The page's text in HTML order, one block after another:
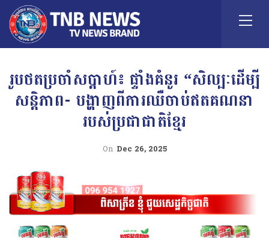
រូបថតប្រចាំសប្តាហ៍៖ ផ្ទាំងគំនូរ “សិល្បៈដើម្បី
សន្តិភាព- បង្ហាញពីការឈឺចាប់ឥតគណនា
របស់ប្រជាជាតិខ្មែរ
On Dec 26, 2025